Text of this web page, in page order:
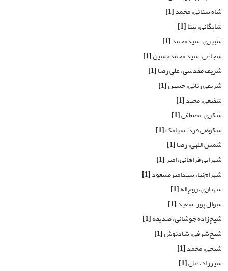
شاه سنائی، محمد[1]
شایگانی، بیتا[1]
شبیری، سیدمحمد[1]
شجاعی، سید محمدحسین[1]
شریف مقدسی، علی رضا[1]
شریفی رنانی، حسین[1]
شفیعی، مجید[1]
شکری، مصطفی[1]
شکوهی فرد، سیامک[1]
شمس اللهی، رضا[1]
شهرابی فراهانی، امیر[1]
شهرام‌نیا، سیدامیرمسعود[1]
شهنازی، روح‌اله[1]
شوال پور، سعید[1]
شیخ‌زاده جوشانی، صدیقه[1]
شیخ‌شرفی، شادنوش[1]
شیخی، محمد[1]
شیرزاد، علی[1]